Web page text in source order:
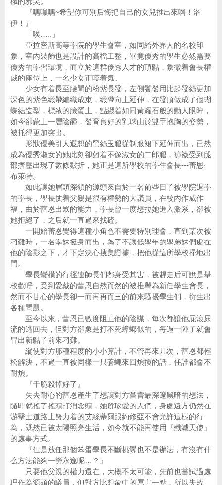
『嘿嘿嘿~希望你可別后悔把自己的女兒推出來啊！洛
伊！』
「唉…..」
亞拉密斯高等學院的學生會室，如同給外界人的名校印
象，室內裝飾也是設計的高檔工整，畢竟優秀的學生必然需要
優秀的學習環境，而立於這群優秀人才的頂點，象徵着會長權
威的座位上，一名少女正嘆着氣。
少女有着長至腰間的粉紫長發，左側鬢發用比起發絲更加
深色的紫色緞帶編織成束，緞帶向上延伸，在發頂做成了個蝴
蝶結造型，標致的臉蛋上，點綴着如同黃耀石般的動人眼眸，
如今卻蒙上一層陰霾，發育良好的乳球由於雙手抱胸的姿勢，
被托得更加突出。
形狀優美引人遐想的黑絲玉腿從制服裙下延伸而出，已然
成為優秀淑女的她此刻卻翹着不像淑女的二郎腿，褲襪受到腿
部擠壓出現了數條皺折，她正是這所學校的學生會長---蕾恩‧
布萊特。
如此讓她眉頭深鎖的源頭來自於一名前些日子被學院退學
的學長，學長仗着父親是很有權勢的大議員，在校內作威作
福，由於蕾恩出眾的能力，學長曾一度想拉她進入派系，卻被
她拒絕了，之后就一直過來找碴。
一開始蕾恩覺得這種小角色不需要特別理會，直到某次被
刁難時，一名學妹挺身而出，為了不讓低學年的學弟妹們處在
他的陰影之下，才下定決心搜集證據，把他從這所學校掃地出
門。
學長蠻橫的行徑連師長們都身受其害，被趕走后可說是舉
校歡呼，受到愛戴的蕾恩自然而然的被推舉為新任學生會長，
然而不甘心的學長卻一而再再而三的前來騷擾學生們，衍生出
各種問題。
至今以來，蕾恩已數度阻止他的陰謀，每次都讓他屁滾尿
流的逃回去，但對方卻象是打不死蟑螂似的，每過一陣子就會
冒出新點子前來刁難。
縱使對方那種程度的小小算計，不管再來几次，蕾恩都輕
松解決，不過一直被同樣一只蒼蠅來回煩擾的話，任誰都會不
耐煩。
『干脆殺掉好了』
失去耐心的蕾恩產生了想讓對方嘗嘗最深邃黑暗的想法，
隨即就搖了搖頭打消念頭，她所珍愛的人們，身處遠方仍然在
游擊士道路上努力着的艾絲蒂爾跟約修亞不會允許這樣的行
為，既然已被太陽照亮生活，如今就不能再使用『殲滅天使』
的處事方式。
『但是放任那個笨蛋學長不斷挑釁也不是辦法，有沒有什
么方法能夠一勞永逸呢…？』
只要他父親的權力還在，大概不太可能，先前也嘗試過處
理作為源頭的議員，但對方比想象中的厲害一點，所以失敗